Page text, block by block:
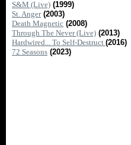
S&M (Live) (1999)
St. Anger (2003)
Death Magnetic (2008)
Through The Never (Live) (2013)
Hardwired... To Self-Destruct (2016)
72 Seasons (2023)